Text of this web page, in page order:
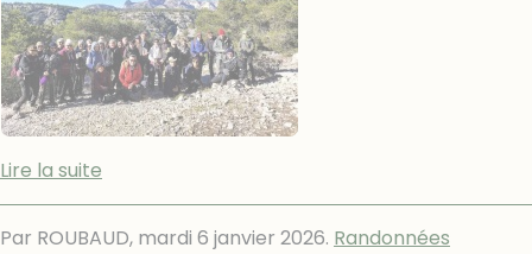
Lire la suite
Par ROUBAUD, mardi 6 janvier 2026. Randonnées